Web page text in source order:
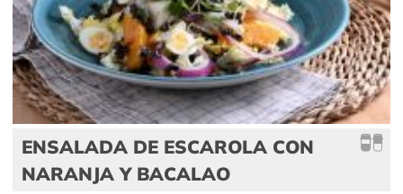
ENSALADA DE ESCAROLA CON
NARANJA Y BACALAO